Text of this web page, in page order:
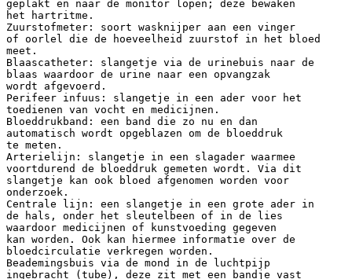
geplakt en naar de monitor lopen; deze bewaken
het hartritme.
Zuurstofmeter: soort wasknijper aan een vinger
of oorlel die de hoeveelheid zuurstof in het bloed
meet.
Blaascatheter: slangetje via de urinebuis naar de
blaas waardoor de urine naar een opvangzak
wordt afgevoerd.
Perifeer infuus: slangetje in een ader voor het
toedienen van vocht en medicijnen.
Bloeddrukband: een band die zo nu en dan
automatisch wordt opgeblazen om de bloeddruk
te meten.
Arterielijn: slangetje in een slagader waarmee
voortdurend de bloeddruk gemeten wordt. Via dit
slangetje kan ook bloed afgenomen worden voor
onderzoek.
Centrale lijn: een slangetje in een grote ader in
de hals, onder het sleutelbeen of in de lies
waardoor medicijnen of kunstvoeding gegeven
kan worden. Ook kan hiermee informatie over de
bloedcirculatie verkregen worden.
Beademingsbuis via de mond in de luchtpijp
ingebracht (tube), deze zit met een bandje vast